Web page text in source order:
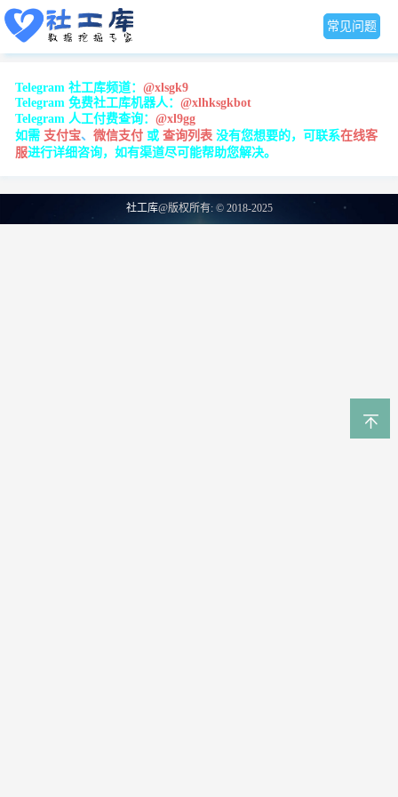
常见问题
Telegram 社工库频道： @xlsgk9
Telegram 免费社工库机器人： @xlhksgkbot
Telegram 人工付费查询： @xl9gg
如需 支付宝、 微信支付 或 查询列表 没有您想要的，可联系在线客
服进行详细咨询，如有渠道尽可能帮助您解决。
社工库@版权所有: © 2018-2025